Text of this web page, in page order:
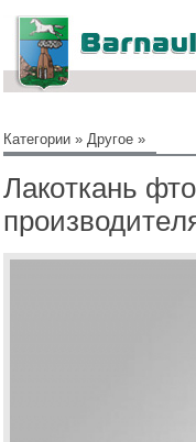
Категории » Другое »
Лaкoткань